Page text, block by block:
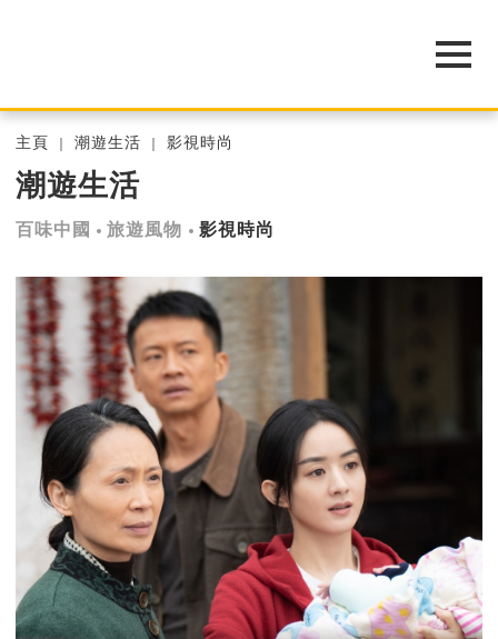
主頁 潮遊生活 影視時尚
潮遊生活
百味中國 旅遊風物 影視時尚